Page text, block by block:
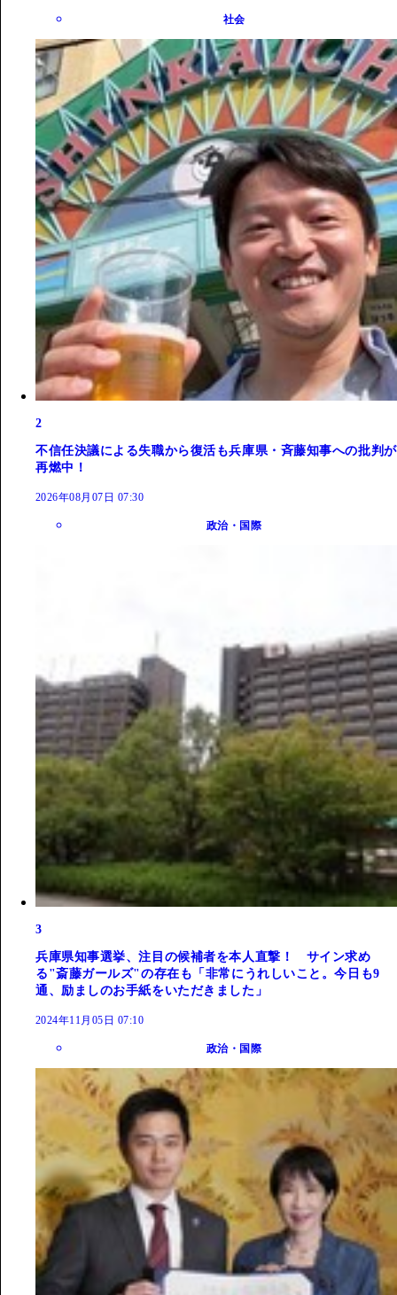
社会
2
不信任決議による失職から復活も兵庫県・斉藤知事への批判が
再燃中！
2026年08月07日 07:30
政治・国際
3
兵庫県知事選挙、注目の候補者を本人直撃！ サイン求め
る"斎藤ガールズ"の存在も「非常にうれしいこと。今日も9
通、励ましのお手紙をいただきました」
2024年11月05日 07:10
政治・国際